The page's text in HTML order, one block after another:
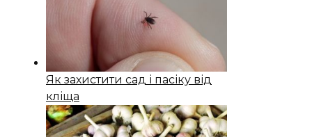
Як захистити сад і пасіку від
кліща